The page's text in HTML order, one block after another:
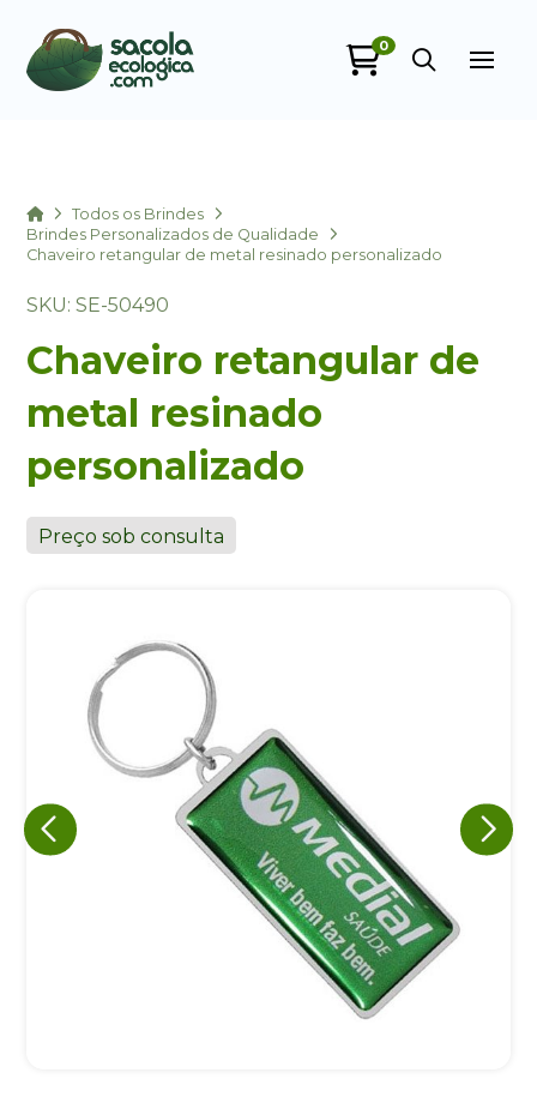
0
HomeTodos os Brindes
Brindes Personalizados de Qualidade
Chaveiro retangular de metal resinado personalizado
SKU: SE-50490
Chaveiro retangular de
metal resinado
personalizado
Preço sob consulta
A nossa empresa está comprometida a proteger e respeitar
sua privacidade, utilizaremos seus dados apenas para fins
de marketing. Você pode alterar suas preferências a
qualquer momento.
Iniciar conversa